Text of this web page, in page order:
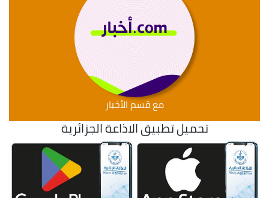
مع قسم الأخبار
تحميل تطبيق الاذاعة الجزائرية